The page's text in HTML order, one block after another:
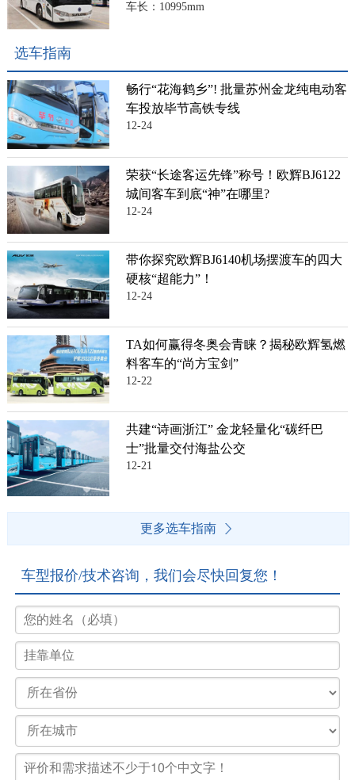
车长：10995mm
选车指南
畅行“花海鹤乡”! 批量苏州金龙纯电动客
车投放毕节高铁专线
12-24
荣获“长途客运先锋”称号！欧辉BJ6122
城间客车到底“神”在哪里?
12-24
带你探究欧辉BJ6140机场摆渡车的四大
硬核“超能力”！
12-24
TA如何赢得冬奥会青睐？揭秘欧辉氢燃
料客车的“尚方宝剑”
12-22
共建“诗画浙江” 金龙轻量化“碳纤巴
士”批量交付海盐公交
12-21
更多选车指南
车型报价/技术咨询，我们会尽快回复您！